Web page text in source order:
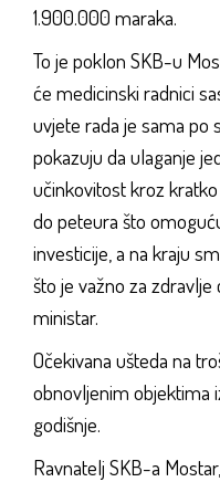
1.900.000 maraka.
To je poklon SKB-u
će medicinski radnici
uvjete rada je sama po
pokazuju da ulaganje
učinkovitost kroz
do peteura što
investicije, a na kraju
što je važno za
ministar.
Očekivana ušteda na
obnovljenim objektima
godišnje.
Ravnatelj SKB-a